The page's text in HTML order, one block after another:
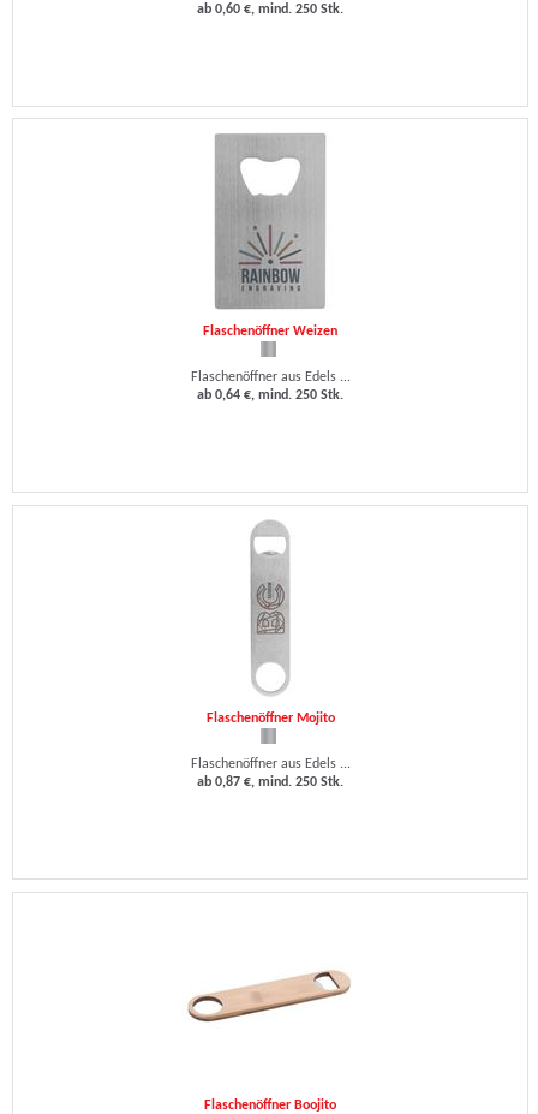
ab 0,60 €, mind. 250 Stk.
Flaschenöffner Weizen
Flaschenöffner aus Edels ...
ab 0,64 €, mind. 250 Stk.
Flaschenöffner Mojito
Flaschenöffner aus Edels ...
ab 0,87 €, mind. 250 Stk.
Flaschenöffner Boojito